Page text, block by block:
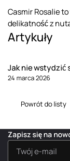
Casmir Rosalie
delikatność z
Artykuły
Jak nie wstydzić
24 marca 2026
Powrót do listy
Zapisz się na